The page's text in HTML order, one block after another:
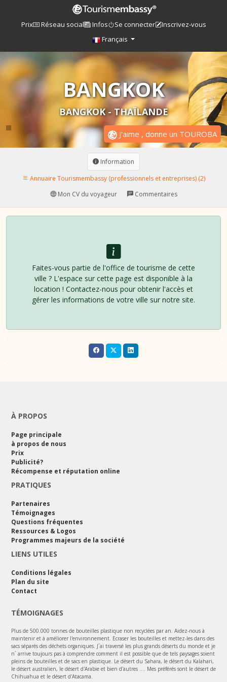
Prix Réseau social Infos Se connecter
Inscrivez-vous
Français
BANGKOK
BANGKOK - THAÏLANDE
J'aime , donne un TOUROBA
Information
Annuaire Tourismembassy (professionnels et entreprises) (2)
Mon CV du voyageur
Commentaires
Faites-vous partie de l'office de tourisme de cette
ville ? L'espace sur cette page est disponible à la
location ! Contactez-nous pour obtenir l'accès et
gérer les informations de votre ville sur notre site.
À PROPOS
Page principale
à propos de nous
Prix
Publicité?
Récompense et réputation online
PRATIQUES
Partenaires
Témoignages
Questions fréquentes
Ressources & Logos
Programmes majeurs de la société
LIENS UTILES
Conditions légales
Plan du site
Contact
TÉMOIGNAGES
Plus de 500.000 tonnes de bouteilles plastique non recyclées par an. Aidez-nous à
maintenir et à améliorer l'environnement. Ecraser les bouteilles et mettez-les dans des
sacs séparés des déchets organiques. J´ai traversé les plus grands déserts du monde et je
n´ arrive toujours pas à comprendre comment il est possible que de tels paysages soient
pleins de bouteilles et de sacs en plastique. Le désert du Sahara, le désert du Kalahari,
le désert australien, le désert d'Arabie et bien d'autres .... Mes préférés sont le désert de
Chihuahua et le désert d'Atacama.